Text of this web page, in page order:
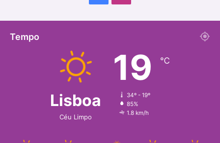
Tempo
Lisboa
Céu Limpo
19 ℃
34º - 19º
85%
1.8 km/h